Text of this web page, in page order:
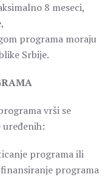
8 meseci,
programa moraju
Srbije.
vrši se
programa ili
programa